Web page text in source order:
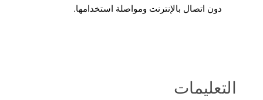
دون اتصال بالإنترنت ومواصلة استخدامها.
التعليمات